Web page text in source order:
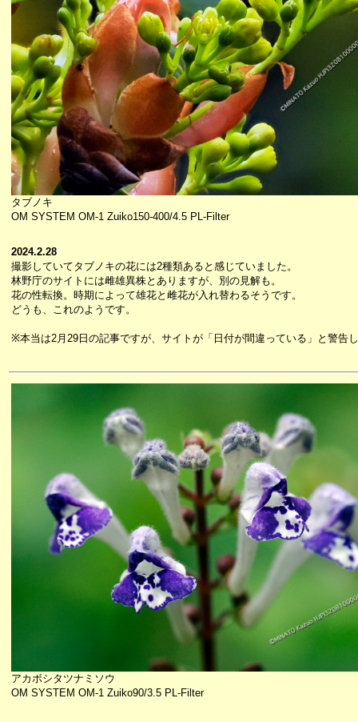
タブノキ
OM SYSTEM OM-1 Zuiko150-400/4.5 PL-Filter
2024.2.28
撮影していてタブノキの花には2種類あると感じていました。
林野庁のサイトには雌雄異株とありますが、別の見解も。
花の性転換。時期によって雄花と雌花が入れ替わるそうです。
どうも、これのようです。
※本当は2月29日の記事ですが、サイトが「日付が間違っている」と警告
アカボシタツナミソウ
OM SYSTEM OM-1 Zuiko90/3.5 PL-Filter